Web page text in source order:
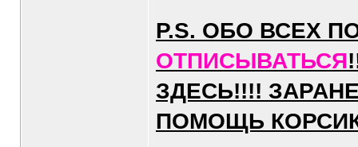
P.S. ОБО ВСЕХ
ОТПИСЫВАТЬСЯ
ЗДЕСЬ!!!!
ПОМОЩЬ